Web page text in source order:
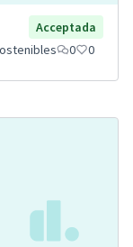
Acceptada
0 0